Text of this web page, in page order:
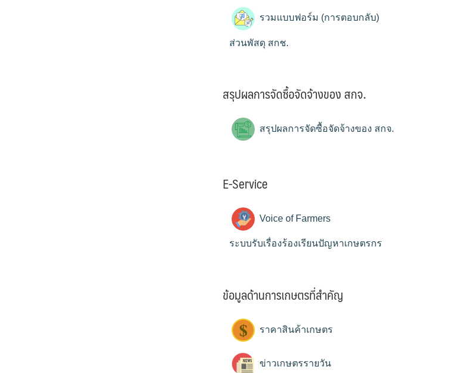
รวมแบบฟอร์ม (การตอบกลับ)
ส่วนพัสดุ สกช.
สรุปผลการจัดซื้อจัดจ้างของ สกจ.
สรุปผลการจัดซื้อจัดจ้างของ สกจ.
E-Service
Voice of Farmers
ระบบรับเรื่องร้องเรียนปัญหาเกษตรกร
ข้อมูลด้านการเกษตรที่สำคัญ
ราคาสินค้าเกษตร
ข่าวเกษตรรายวัน